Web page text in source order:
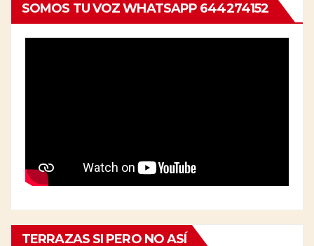
SOMOS TU VOZ WHATSAPP 644274152
TERRAZAS SI PERO NO ASÍ